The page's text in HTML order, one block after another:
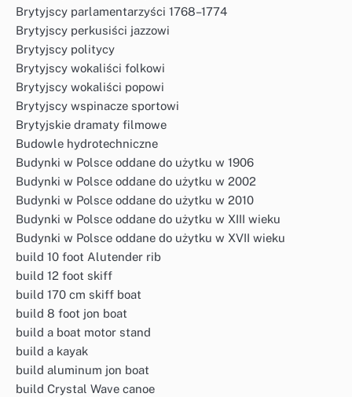
Brytyjscy parlamentarzyści 1768–1774
Brytyjscy perkusiści jazzowi
Brytyjscy politycy
Brytyjscy wokaliści folkowi
Brytyjscy wokaliści popowi
Brytyjscy wspinacze sportowi
Brytyjskie dramaty filmowe
Budowle hydrotechniczne
Budynki w Polsce oddane do użytku w 1906
Budynki w Polsce oddane do użytku w 2002
Budynki w Polsce oddane do użytku w 2010
Budynki w Polsce oddane do użytku w XIII wieku
Budynki w Polsce oddane do użytku w XVII wieku
build 10 foot Alutender rib
build 12 foot skiff
build 170 cm skiff boat
build 8 foot jon boat
build a boat motor stand
build a kayak
build aluminum jon boat
build Crystal Wave canoe